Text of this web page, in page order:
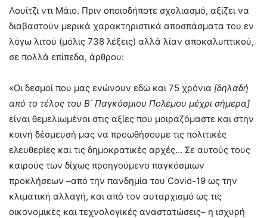
Λουίτζι ντι Μάιο. Πριν οποιοδήποτε σχολιασμό, αξίζει να
διαβαστούν μερικά χαρακτηριστικά αποσπάσματα του εν
λόγω λιτού (μόλις 738 λέξεις) αλλά λίαν αποκαλυπτικού,
σε πολλά επίπεδα, άρθρου:
«Οι δεσμοί που μας ενώνουν εδώ και 75 χρόνια [δηλαδή
από το τέλος του Β΄ Παγκόσμιου Πολέμου μέχρι σήμερα]
είναι θεμελιωμένοι στις αξίες που μοιραζόμαστε και στην
κοινή δέσμευσή μας να προωθήσουμε τις πολιτικές
ελευθερίες και τις δημοκρατικές αρχές… Σε αυτούς τους
καιρούς των δίχως προηγούμενο παγκόσμιων
προκλήσεων –από την πανδημία του Covid-19 ως την
κλιματική αλλαγή, και από τον αυταρχισμό ως τις
οικονομικές και τεχνολογικές αναστατώσεις– η ισχυρή